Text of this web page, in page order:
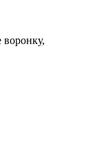
воронку,